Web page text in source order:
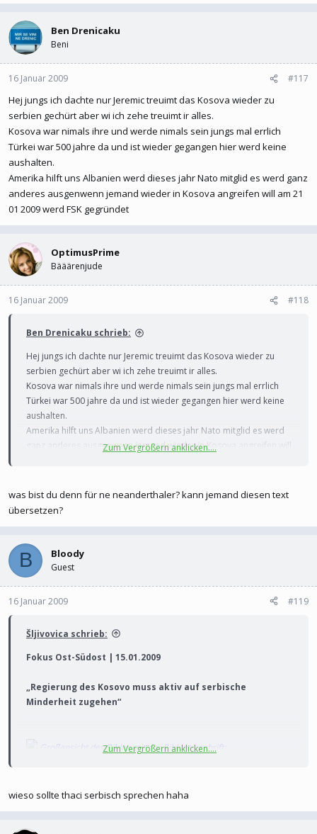
Ben Drenicaku
Beni
16 Januar 2009 #117
Hej jungs ich dachte nur Jeremic treuimt das Kosova wieder zu
serbien gechürt aber wi ich zehe treuimt ir alles.
Kosova war nimals ihre und werde nimals sein jungs mal errlich
Türkei war 500 jahre da und ist wieder gegangen hier werd keine
aushalten.
Amerika hilft uns Albanien werd dieses jahr Nato mitglid es werd ganz
anderes ausgenwenn jemand wieder in Kosova angreifen will am 21
01 2009 werd FSK gegründet
OptimusPrime
Bääärenjude
16 Januar 2009 #118
Ben Drenicaku schrieb:
Hej jungs ich dachte nur Jeremic treuimt das Kosova wieder zu
serbien gechürt aber wi ich zehe treuimt ir alles.
Kosova war nimals ihre und werde nimals sein jungs mal errlich
Türkei war 500 jahre da und ist wieder gegangen hier werd keine
aushalten.
Amerika hilft uns Albanien werd dieses jahr Nato mitglid es werd
ganz anderes ausgenwenn jemand wieder in Kosova angreifen will
Zum Vergrößern anklicken....
was bist du denn für ne neanderthaler? kann jemand diesen text
übersetzen?
B Bloody
Guest
16 Januar 2009 #119
Šljivovica schrieb:
Fokus Ost-Südost | 15.01.2009
„Regierung des Kosovo muss aktiv auf serbische
Minderheit zugehen“
Großansicht des Bildes mit der Bildunterschrift:
Johanna Deimel, Balkan-Expertin, die für das
Zum Vergrößern anklicken....
wieso sollte thaci serbisch sprechen haha